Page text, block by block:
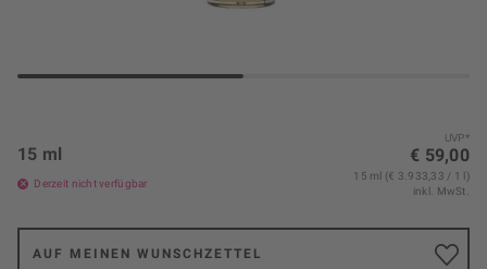
UVP*
€ 59,00
15 ml
Derzeit nicht verfügbar
15 ml (€ 3.933,33 / 1 l)
inkl. MwSt.
AUF MEINEN WUNSCHZETTEL